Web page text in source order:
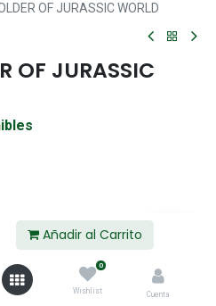
Añadir al Carrito
0
Wishlist Cuenta
OF JURASSIC WORLD
OF JURASSIC
al Carrito